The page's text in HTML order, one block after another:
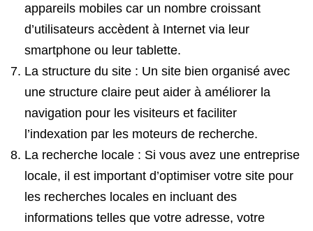
appareils mobiles car un nombre croissant
d’utilisateurs accèdent à Internet via leur
smartphone ou leur tablette.
La structure du site : Un site bien organisé avec
une structure claire peut aider à améliorer la
navigation pour les visiteurs et faciliter
l’indexation par les moteurs de recherche.
La recherche locale : Si vous avez une entreprise
locale, il est important d’optimiser votre site pour
les recherches locales en incluant des
informations telles que votre adresse, votre